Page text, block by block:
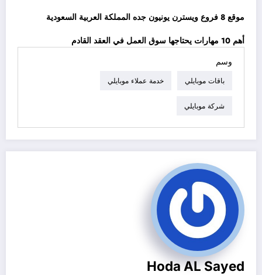
موقع 8 فروع ويسترن يونيون جده المملكة العربية السعودية
أهم 10 مهارات يحتاجها سوق العمل في العقد القادم
وسم
باقات موبايلي خدمة عملاء موبايلي
شركة موبايلي
Hoda AL Sayed